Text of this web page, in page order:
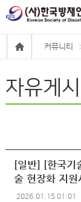
커뮤니티
자유게
[일반] [한국기
술 현장화 지원
2026.01.15 01:01